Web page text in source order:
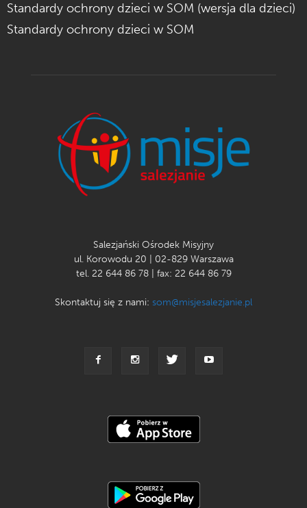
Standardy ochrony dzieci w SOM (wersja dla dzieci)
Standardy ochrony dzieci w SOM
Salezjański Ośrodek Misyjny
ul. Korowodu 20 | 02-829 Warszawa
tel. 22 644 86 78 | fax: 22 644 86 79
Skontaktuj się z nami: som@misjesalezjanie.pl